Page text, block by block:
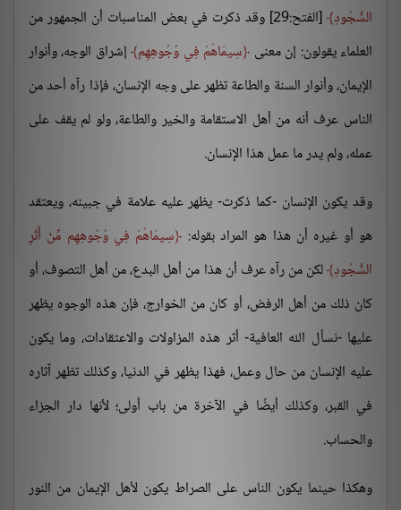
السُّجُودِ
[الفتح:29] وقد ذكرت في بعض المناسبات أن الجمهور من
العلماء يقولون: إن معنى سِيمَاهُمْ فِي وُجُوهِهِم إشراق الوجه، وأنوار
الإيمان، وأنوار السنة والطاعة تظهر على وجه الإنسان، فإذا رآه أحد من
الناس عرف أنه من أهل الاستقامة والخير والطاعة، ولو لم يقف على
عمله، ولم يدر ما عمل هذا الإنسان.
وقد يكون الإنسان -كما ذكرت- يظهر عليه علامة في جبينه، ويعتقد
هو أو غيره أن هذا هو المراد بقوله:
سِيمَاهُمْ فِي وُجُوهِهِم مِّنْ أَثَرِ
السُّجُودِ لكن من رآه عرف أن هذا من أهل البدع، من أهل التصوف، أو
كان ذلك من أهل الرفض، أو كان من الخوارج، فإن هذه الوجوه يظهر
عليها -نسأل الله العافية- أثر هذه المزاولات والاعتقادات، وما يكون
عليه الإنسان من حال وعمل، فهذا يظهر في الدنيا، وكذلك تظهر آثاره
في القبر، وكذلك أيضًا في الآخرة من باب أولى؛ لأنها دار الجزاء
والحساب.
وهكذا حينما يكون الناس على الصراط يكون لأهل الإيمان من النور